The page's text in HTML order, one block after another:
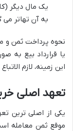
یک مال دیگر
به آن تهاتر می
نحوه پرداخت ثمن و
یا قرارداد بیع
این زمینه، لازم
تعهد اصلی
یکی از اصلی ترین
موقع ثمن معامله